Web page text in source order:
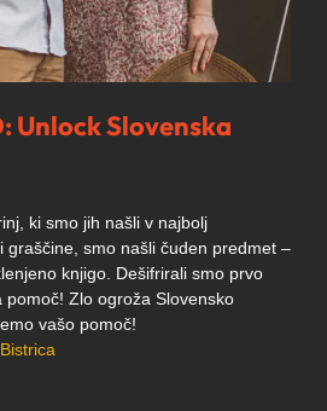
Unlock Slovenska
ki smo jih našli v najbolj
graščine, smo našli čuden predmet –
knjigo. Dešifrirali smo prvo
pomoč! Zlo ogroža Slovensko
vašo pomoč!